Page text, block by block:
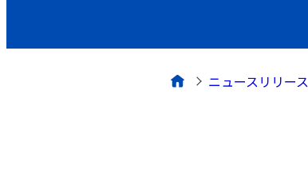
ニュースリリース